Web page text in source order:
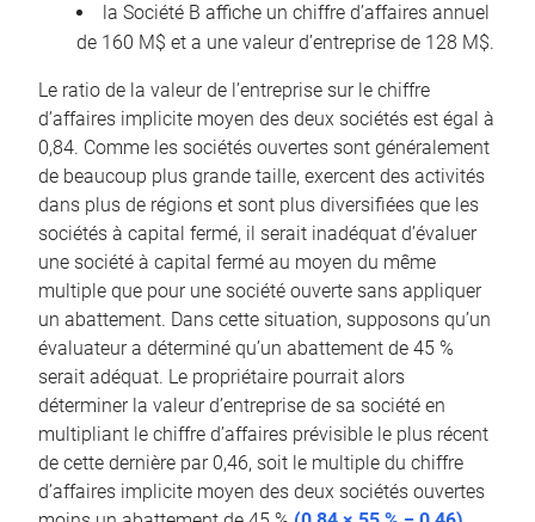
la Société B affiche un chiffre d’affaires annuel
de 160 M$ et a une valeur d’entreprise de 128 M$.
Le ratio de la valeur de l’entreprise sur le chiffre
d’affaires implicite moyen des deux sociétés est égal à
0,84. Comme les sociétés ouvertes sont généralement
de beaucoup plus grande taille, exercent des activités
dans plus de régions et sont plus diversifiées que les
sociétés à capital fermé, il serait inadéquat d’évaluer
une société à capital fermé au moyen du même
multiple que pour une société ouverte sans appliquer
un abattement. Dans cette situation, supposons qu’un
évaluateur a déterminé qu’un abattement de 45 %
serait adéquat. Le propriétaire pourrait alors
déterminer la valeur d’entreprise de sa société en
multipliant le chiffre d’affaires prévisible le plus récent
de cette dernière par 0,46, soit le multiple du chiffre
d’affaires implicite moyen des deux sociétés ouvertes